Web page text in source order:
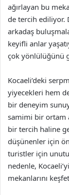
ağırlayan bu
de tercih ediliyor.
arkadaş
keyifli anlar
çok yönlülüğünü
Kocaeli’deki
yiyecekleri hem
bir deneyim
samimi bir ortam
bir tercih haline
düşünenler için
turistler için
nedenle,
mekanlarını